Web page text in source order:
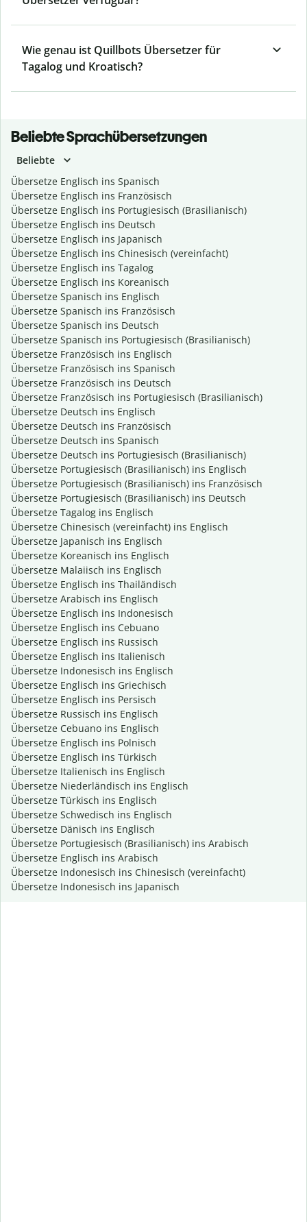
Wie genau ist Quillbots Übersetzer für
Tagalog und Kroatisch?
Beliebte Sprachübersetzungen
Beliebte
Übersetze Englisch ins Spanisch
Übersetze Englisch ins Französisch
Übersetze Englisch ins Portugiesisch (Brasilianisch)
Übersetze Englisch ins Deutsch
Übersetze Englisch ins Japanisch
Übersetze Englisch ins Chinesisch (vereinfacht)
Übersetze Englisch ins Tagalog
Übersetze Englisch ins Koreanisch
Übersetze Spanisch ins Englisch
Übersetze Spanisch ins Französisch
Übersetze Spanisch ins Deutsch
Übersetze Spanisch ins Portugiesisch (Brasilianisch)
Übersetze Französisch ins Englisch
Übersetze Französisch ins Spanisch
Übersetze Französisch ins Deutsch
Übersetze Französisch ins Portugiesisch (Brasilianisch)
Übersetze Deutsch ins Englisch
Übersetze Deutsch ins Französisch
Übersetze Deutsch ins Spanisch
Übersetze Deutsch ins Portugiesisch (Brasilianisch)
Übersetze Portugiesisch (Brasilianisch) ins Englisch
Übersetze Portugiesisch (Brasilianisch) ins Französisch
Übersetze Portugiesisch (Brasilianisch) ins Deutsch
Übersetze Tagalog ins Englisch
Übersetze Chinesisch (vereinfacht) ins Englisch
Übersetze Japanisch ins Englisch
Übersetze Koreanisch ins Englisch
Übersetze Malaiisch ins Englisch
Übersetze Englisch ins Thailändisch
Übersetze Arabisch ins Englisch
Übersetze Englisch ins Indonesisch
Übersetze Englisch ins Cebuano
Übersetze Englisch ins Russisch
Übersetze Englisch ins Italienisch
Übersetze Indonesisch ins Englisch
Übersetze Englisch ins Griechisch
Übersetze Englisch ins Persisch
Übersetze Russisch ins Englisch
Übersetze Cebuano ins Englisch
Übersetze Englisch ins Polnisch
Übersetze Englisch ins Türkisch
Übersetze Italienisch ins Englisch
Übersetze Niederländisch ins Englisch
Übersetze Türkisch ins Englisch
Übersetze Schwedisch ins Englisch
Übersetze Dänisch ins Englisch
Übersetze Portugiesisch (Brasilianisch) ins Arabisch
Übersetze Englisch ins Arabisch
Übersetze Indonesisch ins Chinesisch (vereinfacht)
Übersetze Indonesisch ins Japanisch